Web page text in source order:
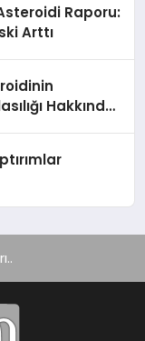
Raporu:
Arttı
Hakkında